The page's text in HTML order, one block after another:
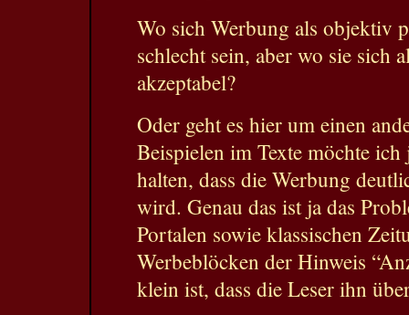
Wo sich Werbung als objektiv
schlecht sein, aber wo sie sich
akzeptabel?
Oder geht es hier um einen
Beispielen im Texte möchte
halten, dass die Werbung
wird. Genau das ist ja das
Portalen sowie klassischen
Werbeblöcken der Hinweis
klein ist, dass die Leser ihn